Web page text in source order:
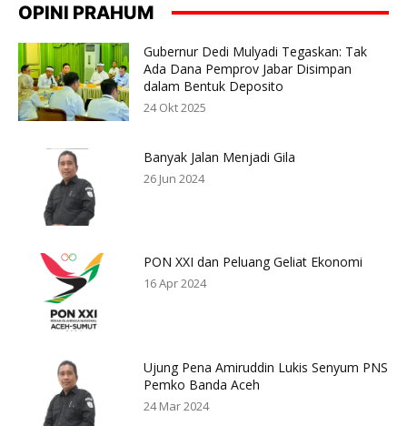
OPINI PRAHUM
Gubernur Dedi Mulyadi Tegaskan: Tak
Ada Dana Pemprov Jabar Disimpan
dalam Bentuk Deposito
24 Okt 2025
Banyak Jalan Menjadi Gila
26 Jun 2024
PON XXI dan Peluang Geliat Ekonomi
16 Apr 2024
Ujung Pena Amiruddin Lukis Senyum PNS
Pemko Banda Aceh
24 Mar 2024